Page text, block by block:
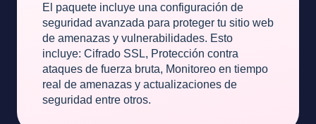
El paquete incluye una configuración de
seguridad avanzada para proteger tu sitio web
de amenazas y vulnerabilidades. Esto
incluye: Cifrado SSL, Protección contra
ataques de fuerza bruta, Monitoreo en tiempo
real de amenazas y actualizaciones de
seguridad entre otros.